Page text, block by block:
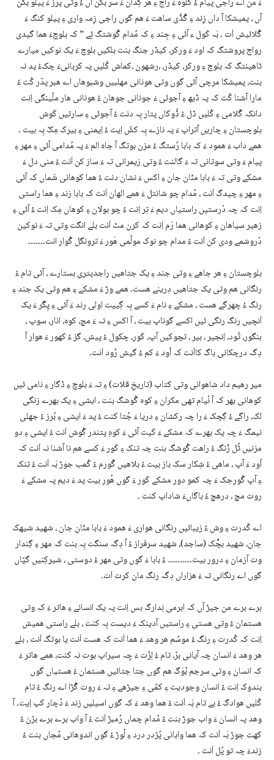
آں ، پمیشکا آ داں زِند ءِ گُڈّی ساھت ءَ ھم گوں راجی زِمہ واری ءِ پیلو کنگ ءَ
گُلائیش اَت ۔ بَہ کَول ء آئی ءِ جِند ءِ کہ مُدام گْوشتگ ئِے ” کہ بلوچءَ ھما گیدی
رواج پروشتگ کہ اود ءَ ورکر، کیڈر جنگ بنت بلکیں بلوچ ءَ یک نوکیں میارے
ٹاھینتگ کہ بلوچ ءِ ورکر، کیڈر، ،رشھون ،کماش کُلیں پہ کربانیءَ چکءُ پد نہ
بنت، پمیشکا مرچی آئی گوں وتی ھونانی مھلبیں وشبوھاں اے ھبر پدّر کُت ءُ
مارا آشنا کُت کہ پہ ڈیھ ءِ آجوئی ءَ جونانی جوھان ءُ ھونانی ھار ملّینگی اِنت
دانکہ گُلامی ءِ کُلیں ڈل ءُ ڈُوکاں پتار بِہ دنت ءُ آجوئی ءِ سارتیں کَوش
بلوچستان ءِ چاریں آتراپ ءَ پہ نازے بِہ کشّ اِیت ءُ اِیمنی ءِ بیرک مِکّ بِہ بیت ۔
ھمے داب ءَ ھمود ءَ کہ بابا رُستگ ءُ مزن بوتگ آ جاہ الم ءَ پہ مُدامی آئی ءِ مھر ءِ
پیام ءَ وتی سوتانی تہ ءَ گالنت ءُ وتی زیمرانی تہ ءَ ساز کن اَنت ءُ منی دل ءَ
مشکے وتی تہ ءَ بابا منّان جان ءِ اکس ءَ نشان دنت ءُ ھما کوھانی شَماں کہ آئی
ءِ مھر ءِ چیدگ اَنت ، مُدام چو شانتل ءَ ھمے الھان اَنت کہ بابا زند ءِ ھما راستی
اِنت کہ چہ دْرستیں راستیاں دیم ءَ تِر اِنت ءُ چو بولان ءِ کوھاں مِک اِنت ءُ آئی ءِ
زھیر سیاھان ءِ کوھانی ھما رَم اِنت کہ کرن مٹ اَنت بلے انگت وتی تہ ءَ نوکین
دْروشمے ودی کن اَنت ءُ مدام چو نوک مولُمی ھَور ءَ ترونگل گْوار انت۔۔۔۔۔۔۔
بلوچستان ءِ ھر جاھے ءِ وتی جند ءِ یک جتاھیں راجدپتری بستارے ، آئی تام ءُ
رنگانی ھم وتی یک جتاھیں دِرینے ھست۔ ھمے وڑ ءَ مشکے ءِ ھم وتی یک جند ءِ
رنگ ءُ چھرگے ھست ، مشکے ءِ نام ءَ کسے بِہ گِیپت اولی رند ءَ آئی ءِ پِگّر ءَ یک
اَنچیں رنگ رنگی ئیں اکسے گوناپ بیت ، آ اکس ءِ تہ ءَ مچ، کوہ، انار، سوپ ،
ہنگور، تُود، اِنجیر ، بیر ، تچوکیں آپ، کَور، چکول ءُ پیش، گز ءُ کھور ءَ ھوار آ
دِگہ درچکانی باگ کااَنت کہ اُود ءَ کم ءُ گیش رُود اَنت۔
میر رھیم داد شاھوانی وتی کتاب (تاریخِ قلات) ءِ تہ ءَ بلوچ ءِ ڈگار ءِ نامی ئیں
کوھانی بھر کہ آ نْیام تھی مکران ءِ کوہ گْوشگ بنت ، ایشی ءِ یک بھرے زنگی
لک، راگے ءُ گِچک ءَ را چہ رکشان ءِ دریا ءَ جُتا کنت ءُ پد ءَ ایشی ءِ بُرز ءُ جھلی
نیمگ ءَ چہ یک بھرے کہ مشکے ءَ کَیت آئی ءَ کوہِ پتندر گْوش اَنت ءُ ایشی ءِ دو
مزنیں ٹُل زُنگ ءُ راھت گْوشگ بنت چہ تنک ءِ کَور ءَ کسے ھم نا آشنا نہ اَنت کہ
اُود ءَ آپ ، ماھی ءُ شِکار سک باز بیت ءُ بلاھیں گْورم ءُ کُمب جوڑ بَہ اَنت ءُ تنک
ءِ آپ گْورجک ءَ چہ کمو دور مشکے کَور ءَ گوں ھُور بیت پد ءَ دیم پہ مشکے ءَ
روت مچ ، درھچ ءُ باگاںءَ شاداپ کنت ۔
اے کُدرت ءِ وش ءُ زیبائیں رنگانی ھواری ءَ ھمود ءَ بابا منّان جان ، شھید شیھک
جان، شھید بچُّک (ساجد)، شھید سرفراز ءُ آ دِگہ سنگت بِہ بنت کہ مھر ءِ گِندار
وت آزمان ءِ درور بیت۔۔۔۔۔۔۔۔۔۔ ءُ بابا ءَ گوں وتی مھر ءُ دوستی ، شیرکِنیں گپّاں
گوں اے رنگانی تہ ءَ ھزاراں دِگہ رنگ مان کرت اَت۔
برے برے من جیڑ آں کہ ابرمی نِدارگ بس اِنت پہ یک انسانے ءِ ھاتر ءَ کہ وتی
ھستمان ءُ وتی ھستی ءِ راستیں آدینک ءَ دیست بِہ کنت ، بلے راستی ھمیش
اِنت کہ کُدرت ءِ رنگ ءُ موسُم ھر وھد ءَ ھما اَنت کہ ھست اَنت یا بوتگ اَنت ، بلے
ھر وھد ءَ انسان چہ آیانی برّ، تام ءُ لِزّت ءَ چِہ سیراپ بوت نہ کنت، ھمے ھاتر ءَ
کہ انسان ءِ وتی سرجم بُوَگ ھم گوں جتا جتائیں ھستمان ءُ ھستیاں گوں
بندوک اِنت ءُ انسان وجودیت ءِ کمّی ءِ جیڑھے ءِ تہ ءَ روت گُڑا اے رنگ ءُ تام
کُلیں ھوادگ ءُ بے تام بَہ اَنت ءُ ھما وھد ءَ کہ گوں اسیلیں زند ءَ دُچار کپ اِیت۔ آ
وھد پہ انسان ءَ واب جوڑ بنت ءُ مُدام چماں رُمبڑ اَنت ءُ آ واب برے برے بژن ءُ
کھت جوڑ بَہ اَنت کہ ھما وابانی پُژدر درد ءِ لُوڑ ءُ گوں اندوھانی مُجاں بنت ءُ
زندءَ چہ تو پُل اَنت ۔